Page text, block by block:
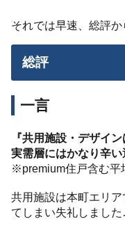
それでは早速、総評か
総評
一言
『共用施設・デザイ
実需層にはかなり辛い
※premium住戸含む平
共用施設は本町エリ
てしまい失礼しました